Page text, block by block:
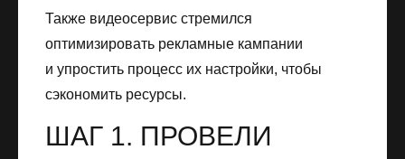
Также видеосервис стремился
оптимизировать рекламные кампании
и упростить процесс их настройки, чтобы
сэкономить ресурсы.
ШАГ 1. ПРОВЕЛИ